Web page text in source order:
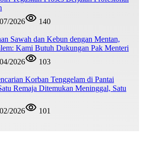
2026
140
Sawah dan Kebun dengan Mentan,
Kami Butuh Dukungan Pak Menteri
2026
103
Korban Tenggelam di Pantai
Remaja Ditemukan Meninggal, Satu
2026 101